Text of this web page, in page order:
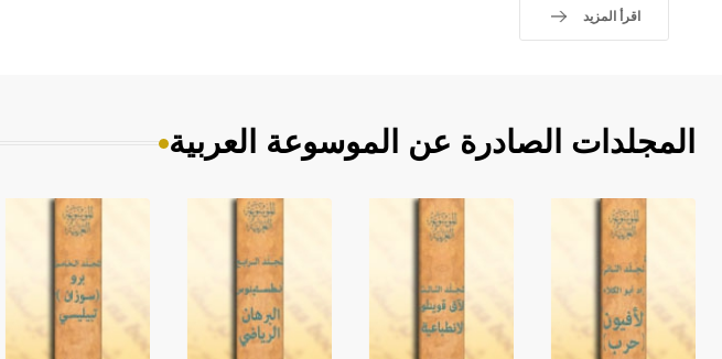
اقرأ المزيد
المجلدات الصادرة عن الموسوعة العربية